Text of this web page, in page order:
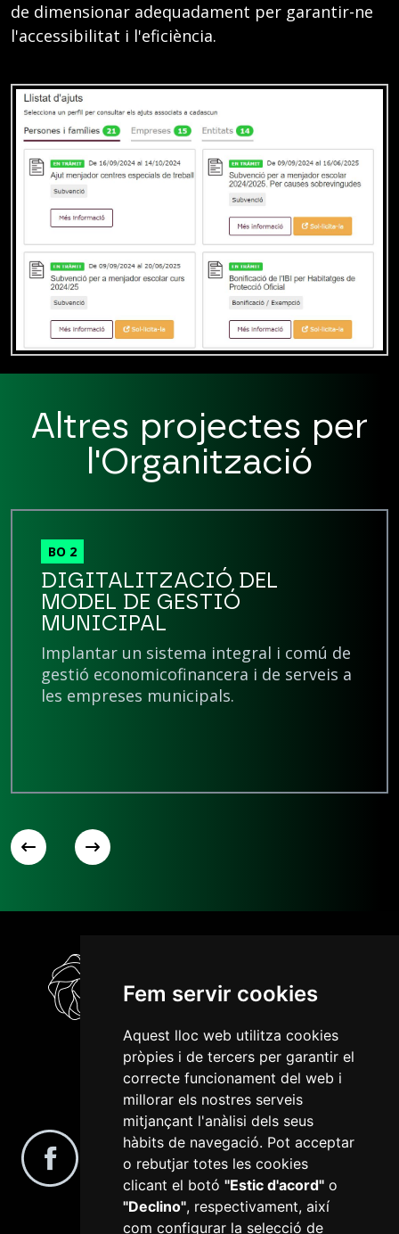
Fem servir cookies
Aquest lloc web utilitza cookies
pròpies i de tercers per garantir el
correcte funcionament del web i
millorar els nostres serveis
mitjançant l'anàlisi dels seus
hàbits de navegació. Pot acceptar
o rebutjar totes les cookies
clicant el botó "Estic d'acord"o
"Declino", respectivament, així
com configurar la selecció de
de dimensionar adequadament per garantir-ne
l'accessibilitat i l'eficiència.
Altres projectes per
l'Organització
BO 2
DIGITALITZACIÓ DEL
MODEL DE GESTIÓ
MUNICIPAL
Implantar un sistema integral i comú de
gestió economicofinancera i de serveis a
les empreses municipals.
Segueix-nos a les xarxes socials